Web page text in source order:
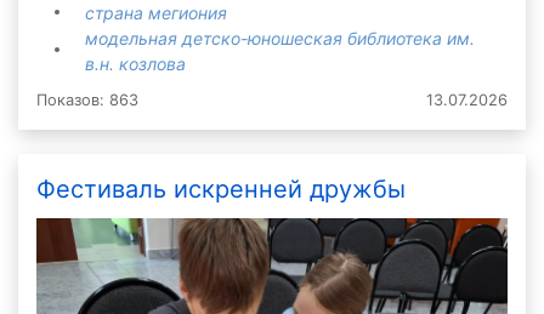
страна мегиония
модельная детско-юношеская библиотека им.
в.н. козлова
Показов: 863 13.07.2026
Фестиваль искренней дружбы